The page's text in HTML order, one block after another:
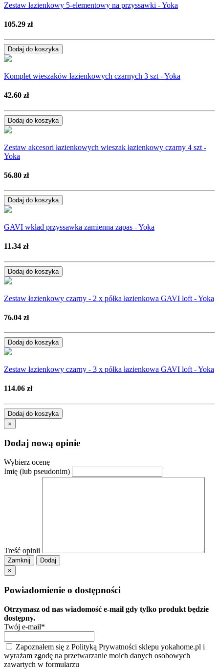
Zestaw łazienkowy 5-elementowy na przyssawki - Yoka
105.29 zł
Dodaj do koszyka
Komplet wieszaków łazienkowych czarnych 3 szt - Yoka
42.60 zł
Dodaj do koszyka
Zestaw akcesori łazienkowych wieszak łazienkowy czarny 4 szt -
Yoka
56.80 zł
Dodaj do koszyka
GAVI wkład przyssawka zamienna zapas - Yoka
11.34 zł
Dodaj do koszyka
Zestaw łazienkowy czarny - 2 x półka łazienkowa GAVI loft - Yoka
76.04 zł
Dodaj do koszyka
Zestaw łazienkowy czarny - 3 x półka łazienkowa GAVI loft - Yoka
114.06 zł
Dodaj do koszyka
×
Dodaj nową opinie
Wybierz ocenę
Imię (lub pseudonim)
Treść opinii
Zamknij
×
Powiadomienie o dostępności
Otrzymasz od nas wiadomość e-mail gdy tylko produkt będzie
dostępny.
Twój e-mail*
Zapoznałem się z Polityką Prywatności sklepu yokahome.pl i
wyrażam zgodę na przetwarzanie moich danych osobowych
zawartych w formularzu